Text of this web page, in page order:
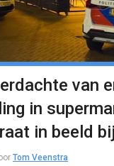
van
in
in beeld
Tom Veenstra